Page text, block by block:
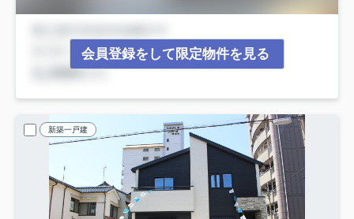
会員登録をして限定物件を見る
新築一戸建